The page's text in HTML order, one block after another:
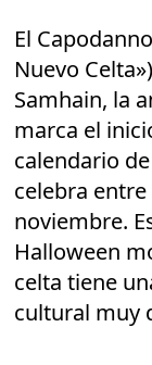
El
Nuevo
Samhain, la
marca el
calendario
celebra
noviembre.
Halloween
celta tiene
cultural muy